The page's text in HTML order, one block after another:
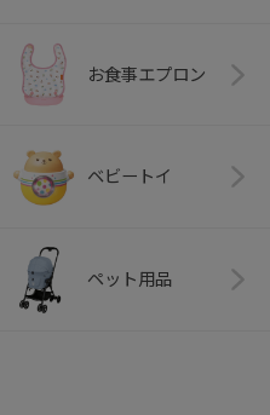
お食事エプロン
ベビートイ
ペット用品